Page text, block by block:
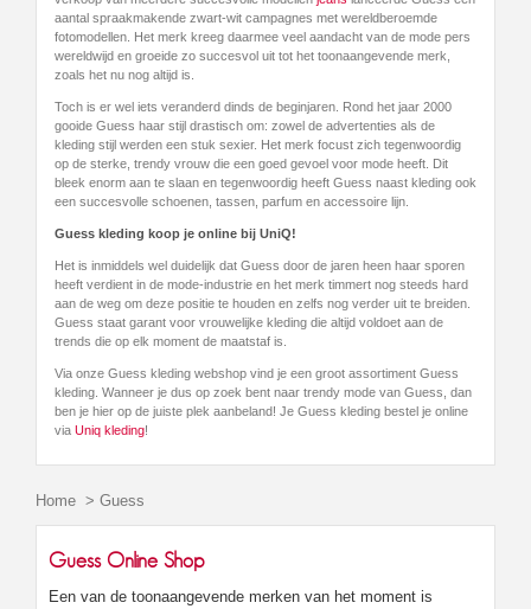
aantal spraakmakende zwart-wit campagnes met wereldberoemde
fotomodellen. Het merk kreeg daarmee veel aandacht van de mode pers
wereldwijd en groeide zo succesvol uit tot het toonaangevende merk,
zoals het nu nog altijd is.
Toch is er wel iets veranderd dinds de beginjaren. Rond het jaar 2000
gooide Guess haar stijl drastisch om: zowel de advertenties als de
kleding stijl werden een stuk sexier. Het merk focust zich tegenwoordig
op de sterke, trendy vrouw die een goed gevoel voor mode heeft. Dit
bleek enorm aan te slaan en tegenwoordig heeft Guess naast kleding ook
een succesvolle schoenen, tassen, parfum en accessoire lijn.
Guess kleding koop je online bij UniQ!
Het is inmiddels wel duidelijk dat Guess door de jaren heen haar sporen
heeft verdient in de mode-industrie en het merk timmert nog steeds hard
aan de weg om deze positie te houden en zelfs nog verder uit te breiden.
Guess staat garant voor vrouwelijke kleding die altijd voldoet aan de
trends die op elk moment de maatstaf is.
Via onze Guess kleding webshop vind je een groot assortiment Guess
kleding. Wanneer je dus op zoek bent naar trendy mode van Guess, dan
ben je hier op de juiste plek aanbeland! Je Guess kleding bestel je online
via Uniq kleding!
Home > Guess
Guess Online Shop
Een van de toonaangevende merken van het moment is